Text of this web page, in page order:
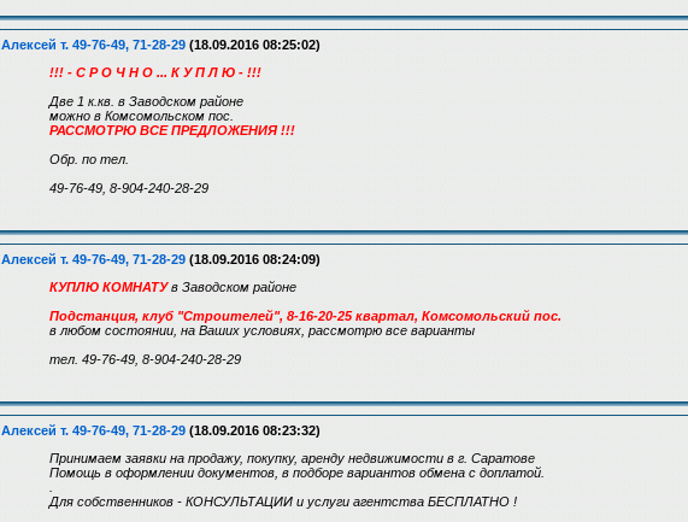
Алексей т. 49-76-49, 71-28-29 (18.09.2016 08:25:02)
!!! - С Р О Ч Н О ... К У П Л Ю - !!!
Две 1 к.кв. в Заводском районе
можно в Комсомольском пос.
РАССМОТРЮ ВСЕ ПРЕДЛОЖЕНИЯ !!!
Обр. по тел.
49-76-49, 8-904-240-28-29
Алексей т. 49-76-49, 71-28-29 (18.09.2016 08:24:09)
КУПЛЮ КОМНАТУв Заводском районе
Подстанция, клуб "Строителей", 8-16-20-25 квартал, Комсомольский пос.
в любом состоянии, на Ваших условиях, рассмотрю все варианты
тел. 49-76-49, 8-904-240-28-29
Алексей т. 49-76-49, 71-28-29 (18.09.2016 08:23:32)
Принимаем заявки на продажу, покупку, аренду недвижимости в г. Саратове
Помощь в оформлении документов, в подборе вариантов обмена с доплатой.
Для собственников - КОНСУЛЬТАЦИИ и услуги агентства БЕСПЛАТНО !